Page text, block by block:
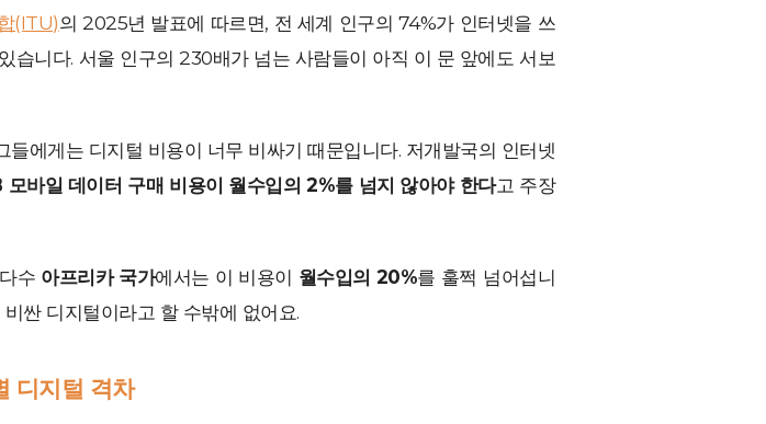
(ITU)의 2025년 발표에 따르면, 전 세계 인구의 74%가 인터넷을 쓰
습니다. 서울 인구의 230배가 넘는 사람들이 아직 이 문 앞에도 서보
에게는 디지털 비용이 너무 비싸기 때문입니다. 저개발국의 인터넷
모바일 데이터 구매 비용이 월수입의 2%를 넘지 않아야 한다고 주장
수 아프리카 국가에서는 이 비용이 월수입의 20%를 훌쩍 넘어섭니
싼 디지털이라고 할 수밖에 없어요.
디지털 격차